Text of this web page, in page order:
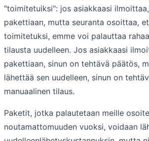
"toimitetuiksi": jos asiakkaasi
pakettiaan, mutta seuranta osoittaa,
toimitetuksi, emme voi palauttaa
tilausta uudelleen. Jos asiakkaasi
pakettiaan, sinun on tehtävä päätös,
lähettää sen uudelleen, sinun on
manuaalinen tilaus.
Paketit, jotka palautetaan meille
noutamattomuuden vuoksi, voidaan